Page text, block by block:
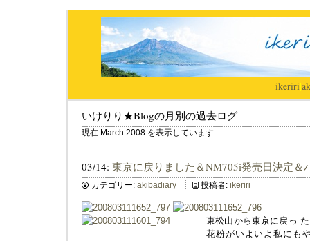
ikeriri|
いけりり★Blogの月別の過去ログ
現在 March 2008 を表示しています
03/14: 東京に戻りました＆NM705i発売日決定＆
カテゴリー: akibadiary 投稿者: ikeriri
東松山から東京に戻っ
花粉がいよいよ私にも